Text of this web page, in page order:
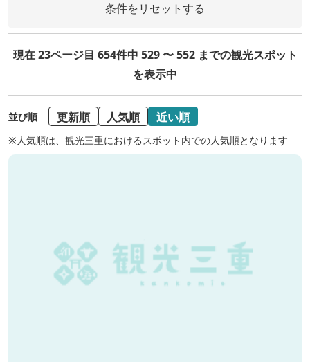
条件をリセットする
現在 23ページ目 654件中 529 〜 552 までの観光スポット
を表示中
並び順 更新順 人気順 近い順
※人気順は、観光三重におけるスポット内での人気順となります